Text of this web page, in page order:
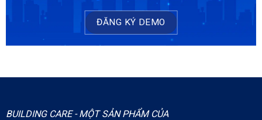
ĐĂNG KÝ DEMO
BUILDING CARE - MỘT SẢN PHẨM CỦA